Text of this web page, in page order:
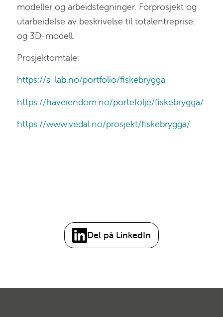
modeller og arbeidstegninger. Forprosjekt og
utarbeidelse av beskrivelse til totalentreprise.
og 3D-modell.
Prosjektomtale:
https://a-lab.no/portfolio/fiskebrygga
https://haveiendom.no/portefolje/fiskebrygga/
https://www.vedal.no/prosjekt/fiskebrygga/
Del på LinkedIn